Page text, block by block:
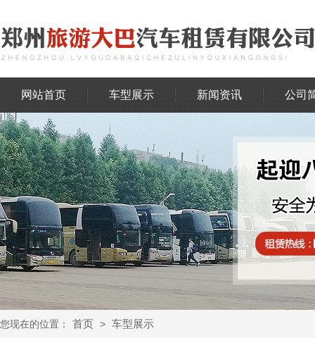
网站首页 车型展示 新闻资讯 公司
您现在的位置： 首页 > 车型展示